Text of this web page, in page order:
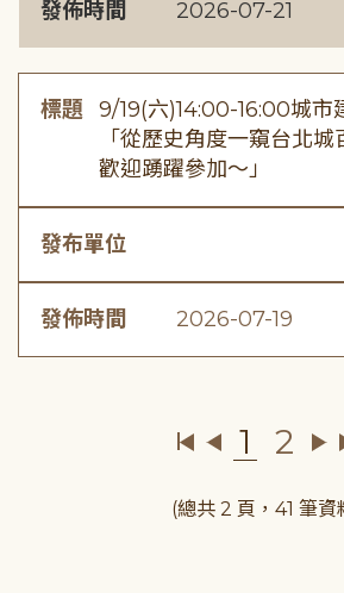
發佈時間 2026-07-21
標題 9/19(六)14:00-16:00城市
「從歷史角度一窺台北城
歡迎踴躍參加～」
發布單位
發佈時間 2026-07-19
1 2
(總共 2 頁，41 筆資